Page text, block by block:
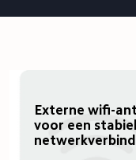
Externe wifi-
voor een